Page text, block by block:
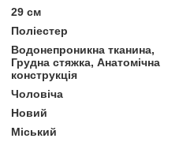
29 см
Поліестер
Водонепроникна тканина,
Грудна стяжка, Анатомічна
конструкція
Чоловіча
Новий
Міський